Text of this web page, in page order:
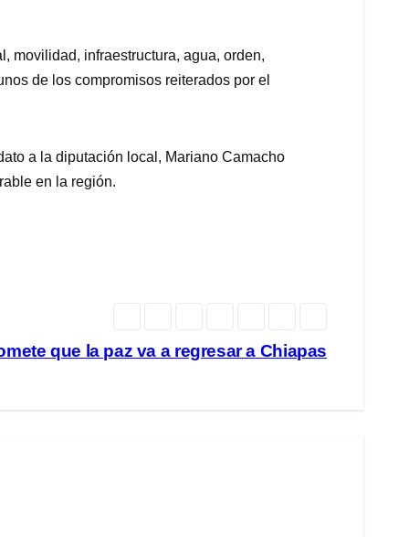
movilidad, infraestructura, agua, orden,
de los compromisos reiterados por el
a la diputación local, Mariano Camacho
en la región.
que la paz va a regresar a Chiapas